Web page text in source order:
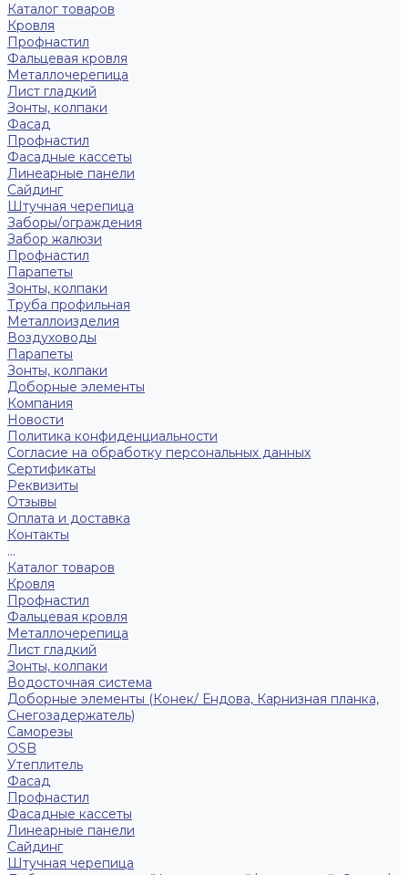
Каталог товаров
Кровля
Профнастил
Фальцевая кровля
Металлочерепица
Лист гладкий
Зонты, колпаки
Фасад
Профнастил
Фасадные кассеты
Линеарные панели
Сайдинг
Штучная черепица
Заборы/ограждения
Забор жалюзи
Профнастил
Парапеты
Зонты, колпаки
Труба профильная
Металлоизделия
Воздуховоды
Парапеты
Зонты, колпаки
Доборные элементы
Компания
Новости
Политика конфиденциальности
Согласие на обработку персональных данных
Сертификаты
Реквизиты
Отзывы
Оплата и доставка
Контакты
...
Каталог товаров
Кровля
Профнастил
Фальцевая кровля
Металлочерепица
Лист гладкий
Зонты, колпаки
Водосточная система
Доборные элементы (Конек/ Ендова, Карнизная планка,
Снегозадержатель)
Саморезы
ОSB
Утеплитель
Фасад
Профнастил
Фасадные кассеты
Линеарные панели
Сайдинг
Штучная черепица